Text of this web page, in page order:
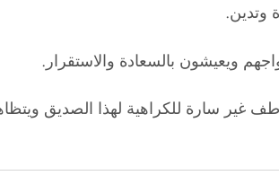
وتدين.
ويعيشون بالسعادة والاستقرار.
غير سارة للكراهية لهذا الصديق